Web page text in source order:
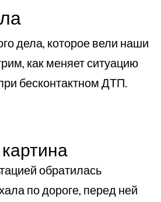
дела, которое вели наши
как меняет ситуацию
бесконтактном ДТП.
обратилась
по дороге, перед ней